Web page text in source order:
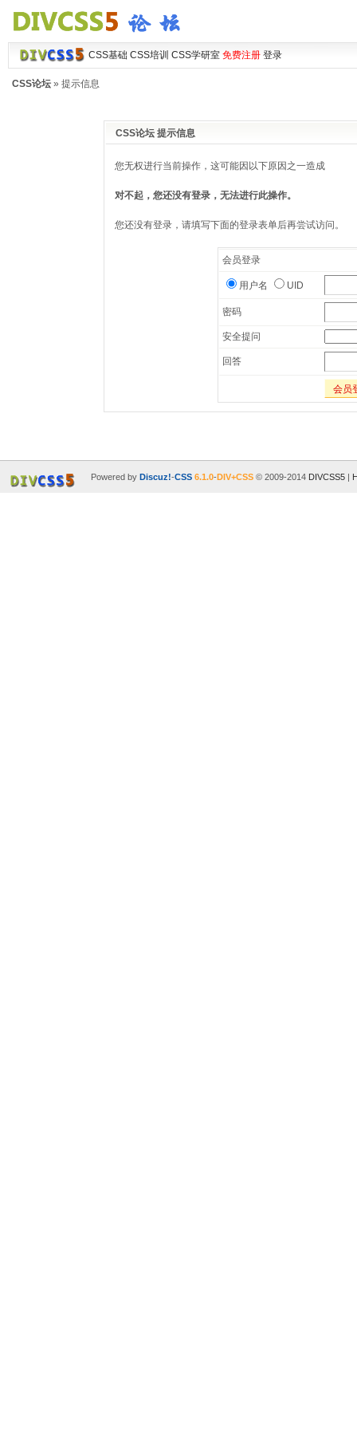
CSS基础 CSS培训 CSS学研室 免费注册 登录
CSS论坛» 提示信息
CSS论坛 提示信息
您无权进行当前操作，这可能因以下原因之一造成
对不起，您还没有登录，无法进行此操作。
您还没有登录，请填写下面的登录表单后再尝试访问。
会员登录
用户名 UID
密码
安全提问
回答
会员
Powered by Discuz!-CSS 6.1.0-DIV+CSS© 2009-2014 DIVCSS5|